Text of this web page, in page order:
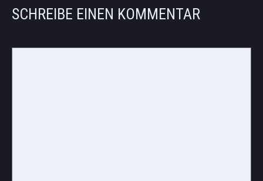
SCHREIBE EINEN KOMMENTAR